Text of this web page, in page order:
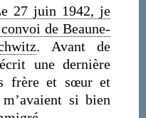
27 juin 1942, je
de Beaune-
. Avant de
une dernière
frère et sœur et
si bien